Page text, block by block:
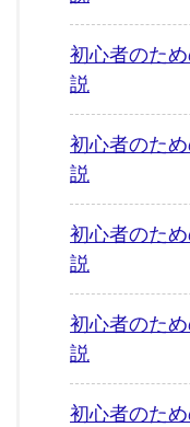
初心者のた
説
初心者のた
説
初心者のた
説
初心者のた
説
初心者のた